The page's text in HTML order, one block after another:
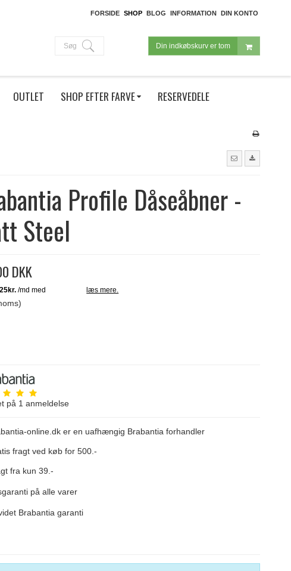
FORSIDE SHOP BLOG INFORMATION DIN KONTO
Din indkøbskurv er tom
Søg
OUTLET SHOP EFTER FARVE RESERVEDELE
Profile Dåseåbner -
Steel
DKK
på 1 anmeldelse
online.dk er en uafhængig Brabantia forhandler
fragt ved køb for 500.-
fra kun 39.-
på alle varer
Brabantia garanti